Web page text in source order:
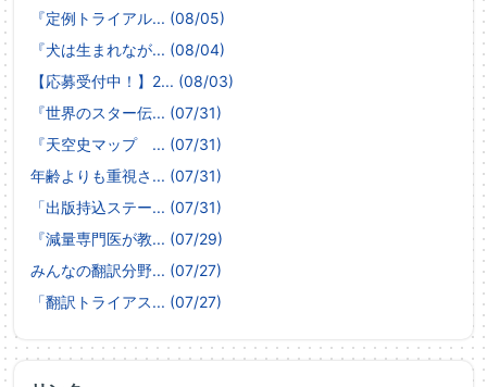
『定例トライアル... (08/05)
『犬は生まれなが... (08/04)
【応募受付中！】2... (08/03)
『世界のスター伝... (07/31)
『天空史マップ ... (07/31)
年齢よりも重視さ... (07/31)
「出版持込ステー... (07/31)
『減量専門医が教... (07/29)
みんなの翻訳分野... (07/27)
「翻訳トライアス... (07/27)